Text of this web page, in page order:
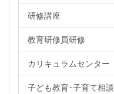
研修講座
教育研修員研修
カリキュラムセンター
子ども教育･子育て相談